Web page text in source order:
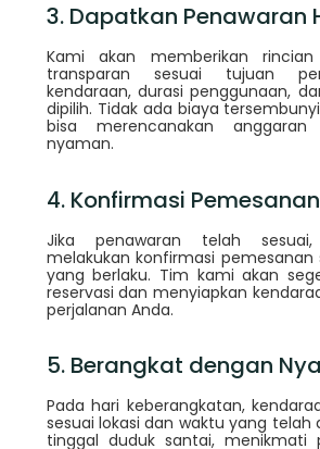
3. Dapatkan Penawaran
Kami akan memberikan
transparan sesuai tujuan
kendaraan, durasi penggunaan,
dipilih. Tidak ada biaya
bisa merencanakan
nyaman.
4. Konfirmasi Pemesanan
Jika penawaran telah
melakukan konfirmasi pemesanan
yang berlaku. Tim kami akan
reservasi dan menyiapkan
perjalanan Anda.
5. Berangkat dengan
Pada hari keberangkatan,
sesuai lokasi dan waktu yang telah
tinggal duduk santai, menikmati